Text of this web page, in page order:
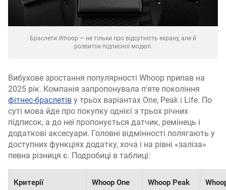
Браслети Whoop — не тільки про відсутність екрану, але й
розвиток підписної моделі.
Вибухове зростання популярності Whoop припав на
2025 рік. Компанія запропонувала п'яте покоління
фітнес-браслетів у трьох варіантах One, Peak і Life. По
суті мова йде про покупку однієї з трьох річних
підписок, а до неї пропонується датчик, ремінець і
додаткові аксесуари. Головні відмінності полягають у
доступних функціях додатку, хоча і на рівні «заліза»
певна різниця є. Подробиці в таблиці:
Критерії Whoop One Whoop Peak